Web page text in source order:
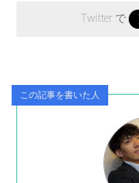
Twitter で
この記事を書いた人